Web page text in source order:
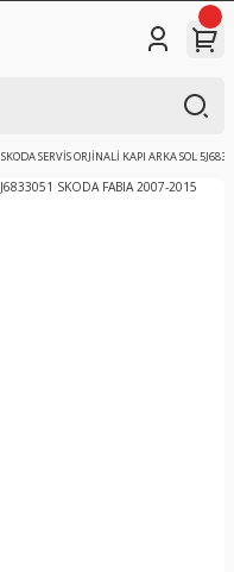
SKODA SERVİS ORJİNALİ KAPI ARKA SOL